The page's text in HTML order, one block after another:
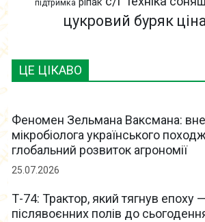
ЦЕ ЦІКАВО
Феномен Зельмана Ваксмана:
мікробіолога українського
глобальний розвиток агрономії
25.07.2026
Т-74: Трактор, який тягнув епоху
післявоєнних полів до
підтримка
цукровий буряк